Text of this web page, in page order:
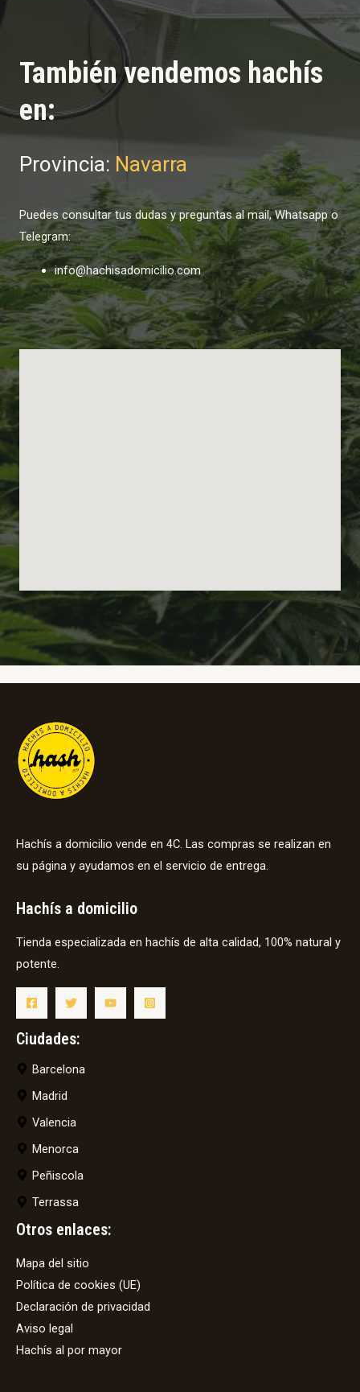
También vendemos hachís
en:
Provincia: Navarra
Puedes consultar tus dudas y preguntas al mail, Whatsapp o
Telegram:
info@hachisadomicilio.com
Hachís a domicilio vende en 4C. Las compras se realizan en
su página y ayudamos en el servicio de entrega.
Hachís a domicilio
Tienda especializada en hachís de alta calidad, 100% natural y
potente.
Ciudades:
Barcelona
Madrid
Valencia
Menorca
Peñiscola
Terrassa
Otros enlaces:
Mapa del sitio
Política de cookies (UE)
Declaración de privacidad
Aviso legal
Hachís al por mayor